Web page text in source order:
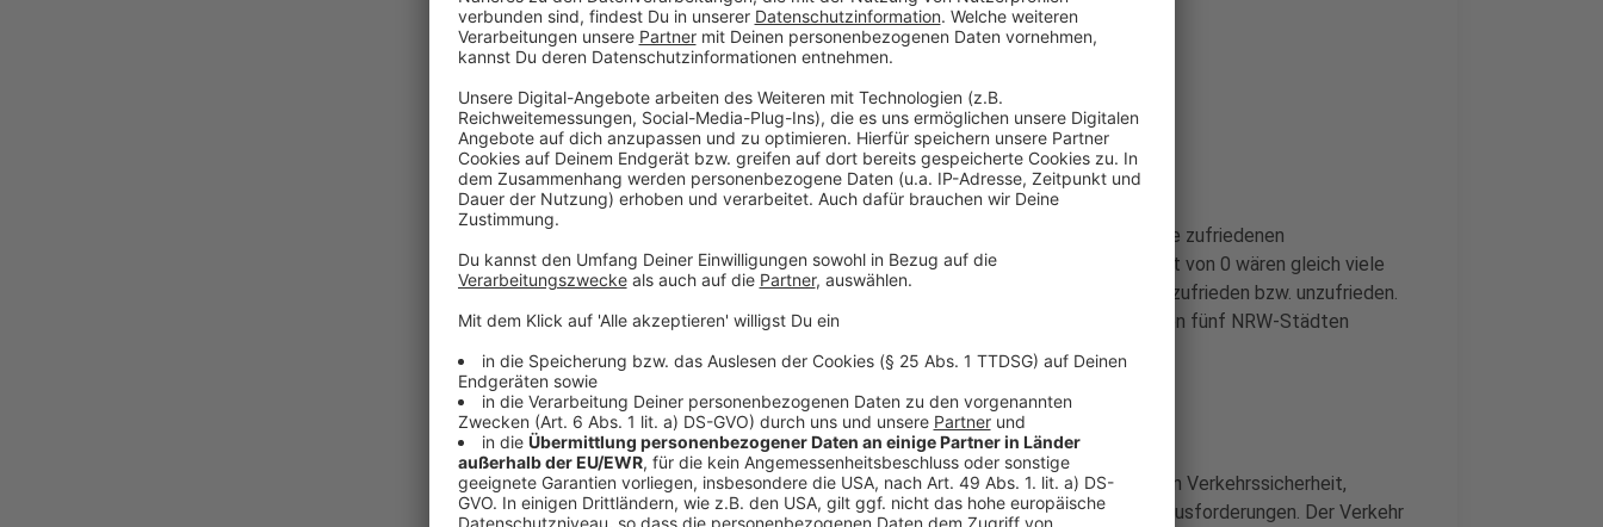
Einpendler/Besucher (- 3).
Anzeige
Anzeige
Der ADAC Indexwert gibt an, ob und um wieviel Prozentpunkte die zufriedenen
Verkehrsteilnehmer die unzufriedenen überwiegen. Bei einem Wert von 0 wären gleich viele
Einwohner und Pendler/Besucher mit der Mobilität in einer Stadt zufrieden bzw. unzufrieden.
Im Vergleich zum ADAC Monitor 2017 hat die Zufriedenheit in allen fünf NRW-Städten
deutlich abgenommen.
Anzeige
"Die zunehmende Flächenkonkurrenz sowie höhere Erwartungen an Verkehrssicherheit,
Umwelt- und Gesundheitsschutz stellt die Städte vor große Herausforderungen. Der Verkehr